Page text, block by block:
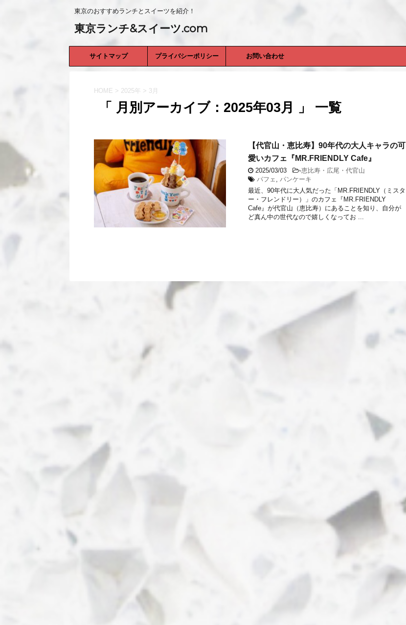
東京のおすすめランチとスイーツを紹介！
東京ランチ&スイーツ.com
サイトマップ プライバシーポリシー お問い合わせ
HOME > 2025年 > 3月
「 月別アーカイブ：2025年03月 」 一覧
【代官山・恵比寿】90年代の大人キャラの可
愛いカフェ『MR.FRIENDLY Cafe』
2025/03/03 -恵比寿・広尾・代官山
パフェ , パンケーキ
最近、90年代に大人気だった「MR.FRIENDLY（ミスタ
ー・フレンドリー）」のカフェ『MR.FRIENDLY
Cafe』が代官山（恵比寿）にあることを知り、自分が
ど真ん中の世代なので嬉しくなってお ...